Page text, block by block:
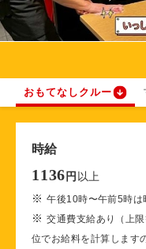
おもてなしクルー
時給
1136 円 以上
※午後10時〜午前5時は
※交通費支給あり（上
位でお給料を計算します